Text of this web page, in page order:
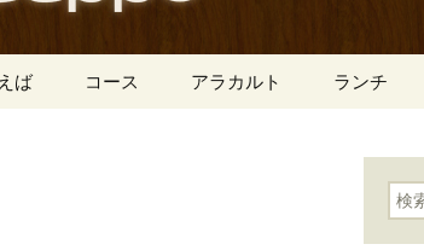
ば コース アラカルト ランチ
検索: